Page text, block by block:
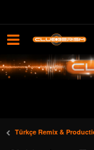
Türkçe Remix &